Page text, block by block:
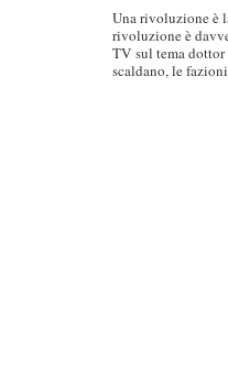
Una rivoluzione è
rivoluzione è
TV sul tema
scaldano, le